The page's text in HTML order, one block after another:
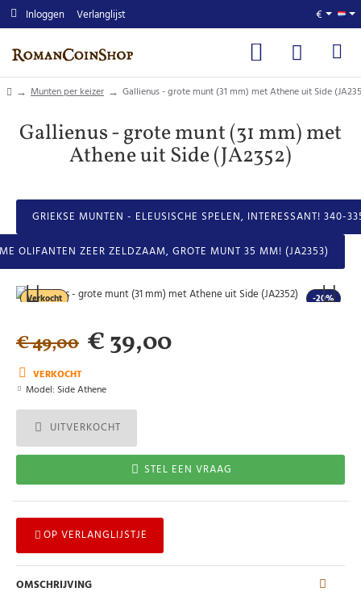
Inloggen Verlanglijst €
homeMunten per keizer Gallienus - grote munt (31 mm) met Athene uit Side
Gallienus - grote munt (31 mm) met
Athene uit Side (JA2352)
GRIEKSE MUNTEN - ELEUSISCHE SPELEN, INTERESSANT! 340-
OLIFANTEN ZEER ZELDZAAM, GROTE MUNT 35 MM! (JA2353)
-20%
Verkocht
VERKOCHT
Model: Side Athene
€ 39,00
€ 49,00
UITVERKOCHT
STEL EEN VRAAG
OP VERLANGLIJSTJE
OMSCHRIJVING